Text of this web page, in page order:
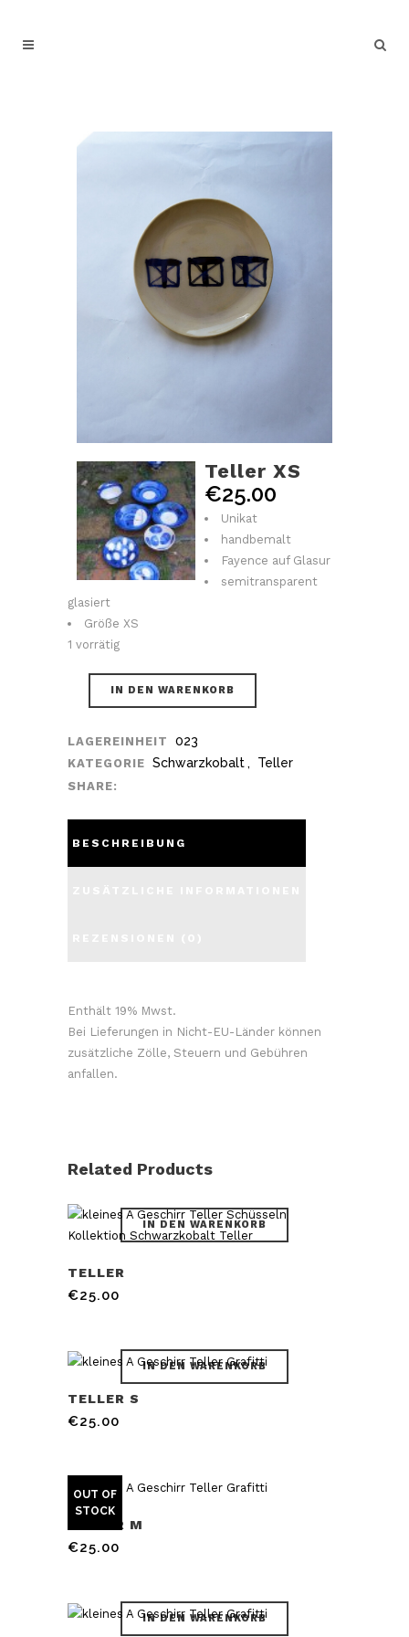
Teller XS
€25.00
Unikat
handbemalt
Fayence auf Glasur
semitransparent
glasiert
Größe XS
1 vorrätig
IN DEN WARENKORB
LAGEREINHEIT 023
KATEGORIE Schwarzkobalt , Teller
SHARE:
BESCHREIBUNG
Enthält 19% Mwst.
Bei Lieferungen in Nicht-EU-Länder können
zusätzliche Zölle, Steuern und Gebühren
anfallen.
Related Products
IN DEN WARENKORB
TELLER
€25.00
IN DEN WARENKORB
TELLER S
€25.00
OUT OF
STOCK
TELLER M
€25.00
IN DEN WARENKORB